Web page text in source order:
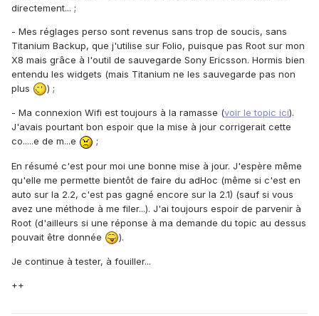
directement... ;
- Mes réglages perso sont revenus sans trop de soucis, sans
Titanium Backup, que j'utilise sur Folio, puisque pas Root sur mon
X8 mais grâce à l'outil de sauvegarde Sony Ericsson. Hormis bien
entendu les widgets (mais Titanium ne les sauvegarde pas non
plus
) ;
- Ma connexion Wifi est toujours à la ramasse (voir le topic ici).
J'avais pourtant bon espoir que la mise à jour corrigerait cette
co.....e de m...e
;
En résumé c'est pour moi une bonne mise à jour. J'espère même
qu'elle me permette bientôt de faire du adHoc (même si c'est en
auto sur la 2.2, c'est pas gagné encore sur la 2.1) (sauf si vous
avez une méthode à me filer...). J'ai toujours espoir de parvenir à
Root (d'ailleurs si une réponse à ma demande du topic au dessus
pouvait être donnée
).
Je continue à tester, à fouiller...
++